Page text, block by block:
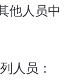
他人员中
人员：